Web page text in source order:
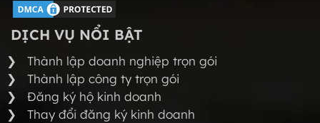
DỊCH VỤ NỔI BẬT
Thành lập doanh nghiệp trọn gói
Thành lập công ty trọn gói
Đăng ký hộ kinh doanh
Thay đổi đăng ký kinh doanh